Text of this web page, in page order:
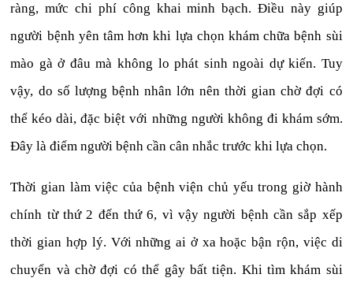
ràng, mức chi phí công khai minh bạch. Điều này giúp
người bệnh yên tâm hơn khi lựa chọn khám chữa bệnh sùi
mào gà ở đâu mà không lo phát sinh ngoài dự kiến. Tuy
vậy, do số lượng bệnh nhân lớn nên thời gian chờ đợi có
thể kéo dài, đặc biệt với những người không đi khám sớm.
Đây là điểm người bệnh cần cân nhắc trước khi lựa chọn.
Thời gian làm việc của bệnh viện chủ yếu trong giờ hành
chính từ thứ 2 đến thứ 6, vì vậy người bệnh cần sắp xếp
thời gian hợp lý. Với những ai ở xa hoặc bận rộn, việc di
chuyển và chờ đợi có thể gây bất tiện. Khi tìm khám sùi